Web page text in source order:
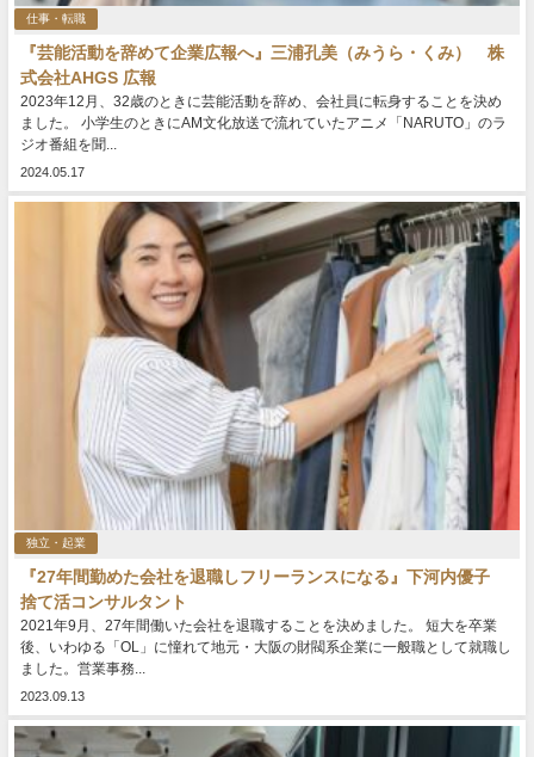
仕事・転職
『芸能活動を辞めて企業広報へ』三浦孔美（みうら・くみ） 株
式会社AHGS 広報
2023年12月、32歳のときに芸能活動を辞め、会社員に転身することを決め
ました。 小学生のときにAM文化放送で流れていたアニメ「NARUTO」のラ
ジオ番組を聞...
2024.05.17
独立・起業
『27年間勤めた会社を退職しフリーランスになる』下河内優子
捨て活コンサルタント
2021年9月、27年間働いた会社を退職することを決めました。 短大を卒業
後、いわゆる「OL」に憧れて地元・大阪の財閥系企業に一般職として就職し
ました。営業事務...
2023.09.13